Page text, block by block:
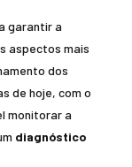
garantir a
aspectos mais
dos
de hoje, com o
monitorar a
diagnóstico